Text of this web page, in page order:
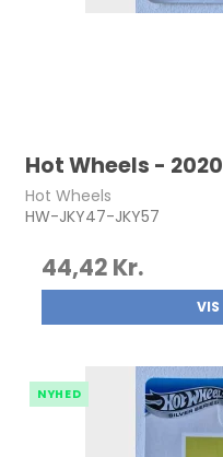
Hot Wheels -
Hot Wheels
HW-JKY47-JKY57
44,42 Kr.
VIS
NYHED